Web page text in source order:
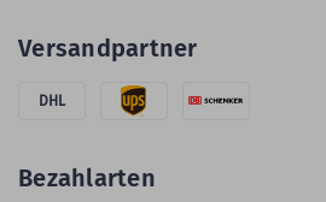
Versandpartner
DHL
Bezahlarten